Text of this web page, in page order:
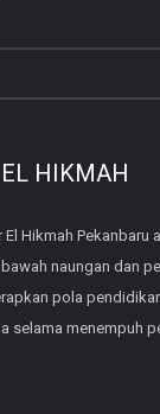
HIKMAH
El Hikmah
naungan dan
pola
selama menempuh